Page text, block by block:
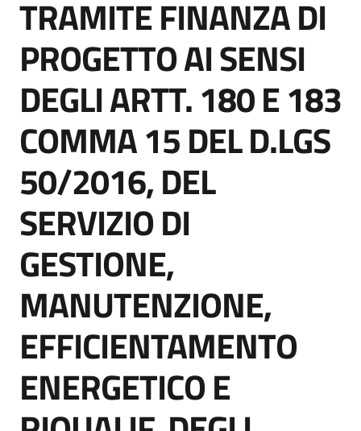
Documenti
dati
Scopri
il
territorio
Tutti
per
la
TERRA
Tutti
gli
argomenti...
TRAMITE FINANZA DI
PROGETTO AI SENSI
DEGLI ARTT. 180 E 183
COMMA 15 DEL D.LGS
50/2016, DEL
SERVIZIO DI
GESTIONE,
MANUTENZIONE,
EFFICIENTAMENTO
ENERGETICO E